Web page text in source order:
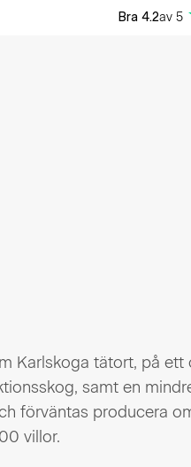
Bra 4.2av 5
Karlskoga tätort, på ett
samt en
förväntas producera
villor.